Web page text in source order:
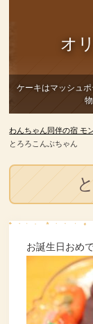
オ
ケーキはマッシュ
わんちゃん同伴の宿 モ
とろろこんぶちゃん
お誕生日おめ